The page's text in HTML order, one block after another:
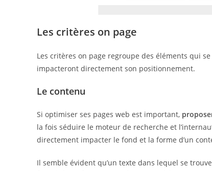
Les critères on page
Les critères on page regroupe des éléments qui
impacteront directement son positionnement.
Le contenu
Si optimiser ses pages web est important,
la fois séduire le moteur de recherche et
directement impacter le fond et la forme d’un
Il semble évident qu’un texte dans lequel se